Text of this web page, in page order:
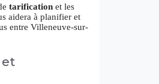
tarification et les
aidera à planifier et
entre Villeneuve-sur-
et